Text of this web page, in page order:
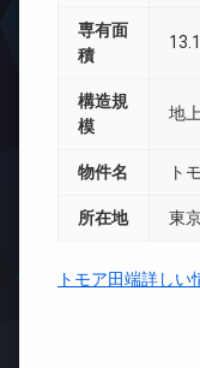
専有面
積
構造規
模
地
物件名 ト
所在地 東
トモア田端詳しい